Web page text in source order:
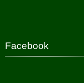
Facebook